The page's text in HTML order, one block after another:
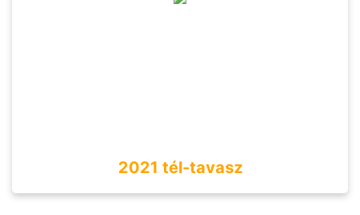
2021 tél-tavasz